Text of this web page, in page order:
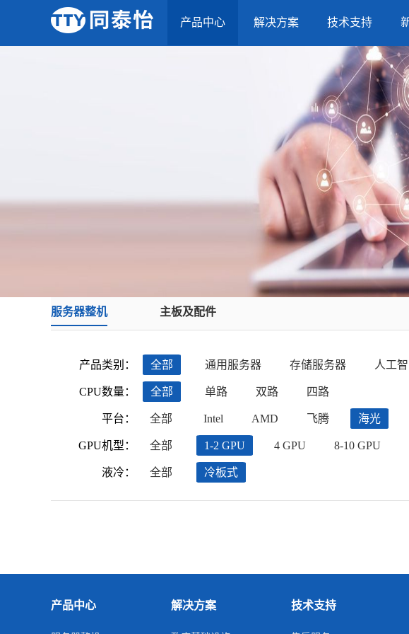
产品中心 解决方案 技术支持
服务器整机 主板及配件
产品类别：
CPU数量：
平台：
GPU机型：
液冷：
全部 通用服务器 存储服务器 人工
全部 单路 双路 四路
全部 Intel AMD 飞腾 海光
全部 1-2 GPU 4 GPU 8-10 GPU
全部 冷板式
产品中心 解决方案 技术支持